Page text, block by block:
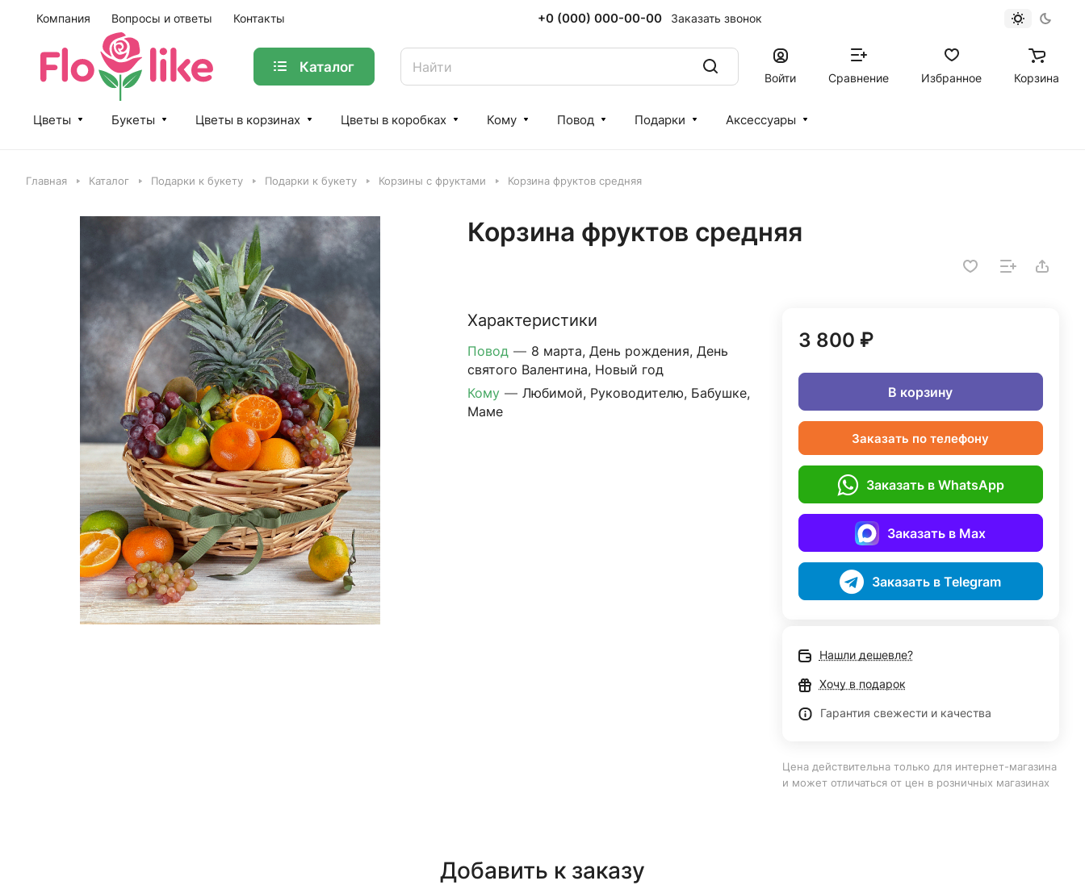
Компания Вопросы и ответы Контакты +0 (000) 000-00-00 Заказать звонок
Каталог
Войти Сравнение Избранное Корзина
Цветы Букеты Цветы в корзинах Цветы в коробках Кому Повод Подарки Аксессуары
Главная Каталог Подарки к букету Подарки к букету Корзины с фруктами Корзина фруктов средняя
Корзина фруктов средняя
Характеристики
Повод — 8 марта, День рождения, День
святого Валентина, Новый год
Кому — Любимой, Руководителю, Бабушке,
Маме
3 800 ₽
В корзину
Заказать по телефону
Заказать в WhatsApp
Заказать в Max
Заказать в Telegram
Нашли дешевле?
Хочу в подарок
Гарантия свежести и качества
Цена действительна только для интернет-магазина
и может отличаться от цен в розничных магазинах
Добавить к заказу